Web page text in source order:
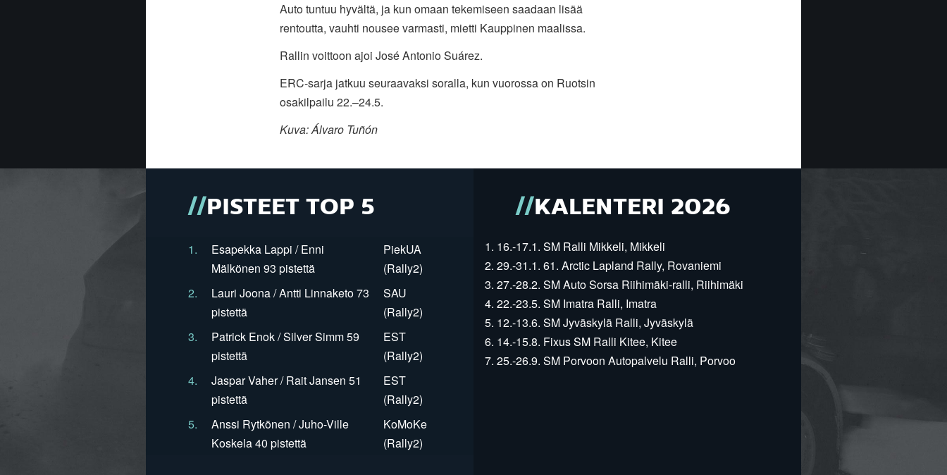
Auto tuntuu hyvältä, ja kun omaan tekemiseen saadaan lisää
rentoutta, vauhti nousee varmasti, mietti Kauppinen maalissa.
Rallin voittoon ajoi José Antonio Suárez.
ERC-sarja jatkuu seuraavaksi soralla, kun vuorossa on Ruotsin
osakilpailu 22.–24.5.
Kuva:Álvaro Tuñón
PISTEET TOP 5
1.
Esapekka Lappi / Enni
Mälkönen 93 pistettä
PiekUA
(Rally2)
2.
Lauri Joona / Antti Linnaketo 73
pistettä
SAU
(Rally2)
3.
Patrick Enok / Silver Simm 59
pistettä
EST
(Rally2)
4.
Jaspar Vaher / Rait Jansen 51
pistettä
EST
(Rally2)
5.
Anssi Rytkönen / Juho-Ville
Koskela 40 pistettä
KoMoKe
(Rally2)
KALENTERI 2026
1. 16.-17.1. SM Ralli Mikkeli, Mikkeli
2. 29.-31.1. 61. Arctic Lapland Rally, Rovaniemi
3. 27.-28.2. SM Auto Sorsa Riihimäki-ralli, Riihimäki
4. 22.-23.5. SM Imatra Ralli, Imatra
5. 12.-13.6. SM Jyväskylä Ralli, Jyväskylä
6. 14.-15.8. Fixus SM Ralli Kitee, Kitee
7. 25.-26.9. SM Porvoon Autopalvelu Ralli, Porvoo